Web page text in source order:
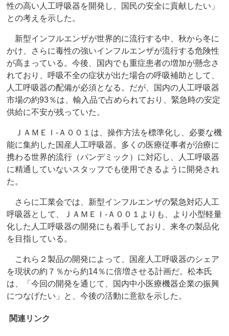
性の高い人工呼吸器を開発し、国民の安全に貢献したい」
との考えを示した。
新型インフルエンザが世界的に流行する中、秋から冬に
かけ、さらに毒性の強いインフルエンザが流行する危険性
が高まっている。今後、国内でも重症患者の増加が懸念さ
れており、呼吸不全の症状が出た場合の呼吸補助として、
人工呼吸器の配備が必須となる。だが、国内の人工呼吸器
市場の約93％は、輸入品で占められており、緊急時の安定
供給に不安が残っていた。
ＪＡＭＥＩ‐Ａ００１は、操作方法を標準化し、必要な機
能に集約した国産人工呼吸器。多くの医療従事者が治療に
携わる世界的流行（パンデミック）に対応し、人工呼吸器
に精通していないスタッフでも使用できるように開発され
た。
さらに工業会では、新型インフルエンザの緊急対応人工
呼吸器として、ＪＡＭＥＩ‐Ａ００１よりも、より小型軽量
化した人工呼吸器の開発にも着手しており、来冬の製品化
を目指している。
これら２製品の開発によって、国産人工呼吸器のシェア
を現状の約７％から約14％に倍増させる計画だ。松本氏
は、「今回の開発を通じて、国内中小医療機器企業の振興
につなげたい」と、今後の活動に意欲を示した。
関連リンク